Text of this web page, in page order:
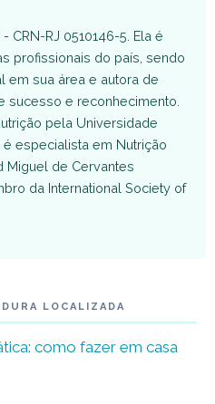
CRN-RJ 0510146-5. Ela é
profissionais do país, sendo
em sua área e autora de
sucesso e reconhecimento.
pela Universidade
especialista em Nutrição
Miguel de Cervantes
da International Society of
LOCALIZADA
como fazer em casa